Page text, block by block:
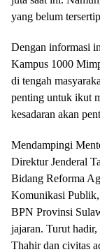
yang belum
Dengan informasi
Kampus 1000
di tengah
penting untuk ikut
kesadaran akan
Mendampingi
Direktur Jenderal
Bidang Reforma
Komunikasi
BPN Provinsi
jajaran. Turut
Thahir dan civitas